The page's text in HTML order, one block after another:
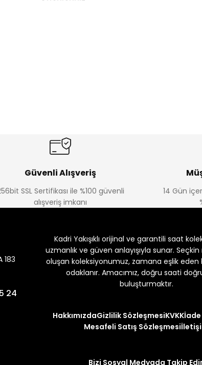
Güvenli Alışveriş
SSL Sertifikası ile %100 güvenli
alışveriş imkanı
14 Gün
183
24
Kadri Yakışıklı orijinal ve garantili saat
uzmanlık ve güven anlayışıyla sunar.
oluşan koleksiyonumuz, zamana eşlik eden
odaklanır. Amacımız, doğru saati
buluşturmaktır.
HakkımızdaGizlilik SözleşmesiKVKK
Mesafeli Satış Sözleşmesi
Bizi Sosyal Medyada Takip